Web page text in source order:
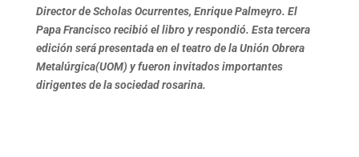
Director de Scholas Ocurrentes, Enrique Palmeyro. El
Papa Francisco recibió el libro y respondió. Esta tercera
edición será presentada en el teatro de la Unión Obrera
Metalúrgica(UOM) y fueron invitados importantes
dirigentes de la sociedad rosarina.